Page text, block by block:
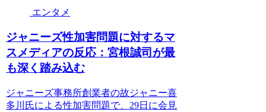
エンタメ
ジャニーズ性加害問題に対するマ
スメディアの反応：宮根誠司が最
も深く踏み込む
ジャニーズ事務所創業者の故ジャニー喜
多川氏による性加害問題で、29日に会見